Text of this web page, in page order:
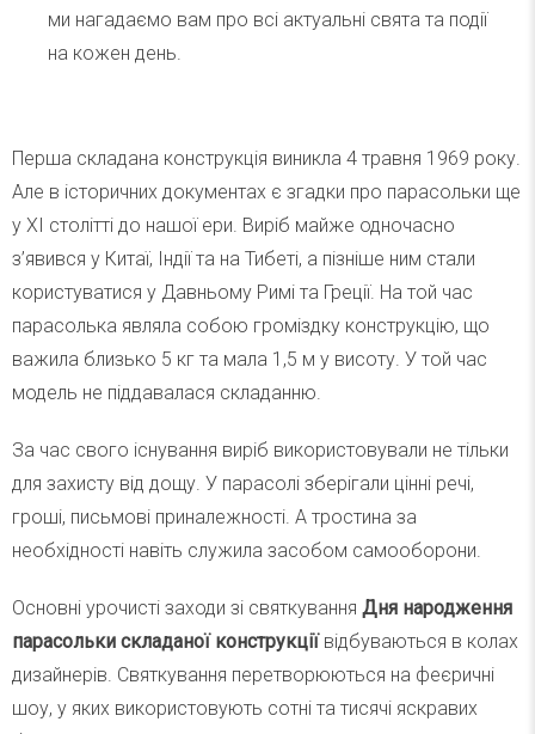
ми нагадаємо вам про всі актуальні свята та події
на кожен день.
Перша складана конструкція виникла 4 травня 1969 року.
Але в історичних документах є згадки про парасольки ще
у XI столітті до нашої ери. Виріб майже одночасно
з’явився у Китаї, Індії та на Тибеті, а пізніше ним стали
користуватися у Давньому Римі та Греції. На той час
парасолька являла собою громіздку конструкцію, що
важила близько 5 кг та мала 1,5 м у висоту. У той час
модель не піддавалася складанню.
За час свого існування виріб використовували не тільки
для захисту від дощу. У парасолі зберігали цінні речі,
гроші, письмові приналежності. А тростина за
необхідності навіть служила засобом самооборони.
Основні урочисті заходи зі святкування Дня народження
парасольки складаної конструкції відбуваються в колах
дизайнерів. Святкування перетворюються на феєричні
шоу, у яких використовують сотні та тисячі яскравих